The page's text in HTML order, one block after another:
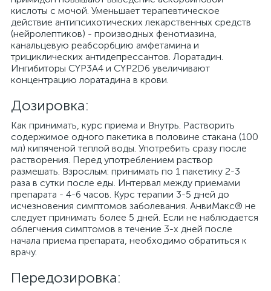
кислоты с мочой. Уменьшает терапевтическое
действие антипсихотических лекарственных средств
(нейролептиков) - производных фенотиазина,
канальцевую реабсорбцию амфетамина и
трициклических антидепрессантов. Лоратадин.
Ингибиторы CYP3A4 и CYP2D6 увеличивают
концентрацию лоратадина в крови.
Дозировка:
Как принимать, курс приема и Внутрь. Растворить
содержимое одного пакетика в половине стакана (100
мл) кипяченой теплой воды. Употребить сразу после
растворения. Перед употреблением раствор
размешать. Взрослым: принимать по 1 пакетику 2-3
раза в сутки после еды. Интервал между приемами
препарата - 4-6 часов. Курс терапии 3-5 дней до
исчезновения симптомов заболевания. АнвиМакс® не
следует принимать более 5 дней. Если не наблюдается
облегчения симптомов в течение 3-х дней после
начала приема препарата, необходимо обратиться к
врачу.
Передозировка: